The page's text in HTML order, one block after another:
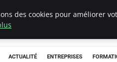
De
ACTUALITÉ ENTREPRISES
des cookies pour améliorer